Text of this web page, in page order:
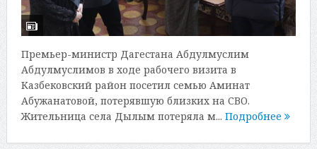
Премьер-министр Дагестана Абдулмуслим
Абдулмуслимов в ходе рабочего визита в
Казбековский район посетил семью Аминат
Абужанатовой, потерявшую близких на СВО.
Жительница села Дылым потеряла м... Подробнее